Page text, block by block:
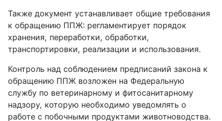
Также документ устанавливает общие требования
к обращению ППЖ: регламентирует порядок
хранения, переработки, обработки,
транспортировки, реализации и использования.
Контроль над соблюдением предписаний закона к
обращению ППЖ возложен на Федеральную
службу по ветеринарному и фитосанитарному
надзору, которую необходимо уведомлять о
работе с побочными продуктами животноводства.